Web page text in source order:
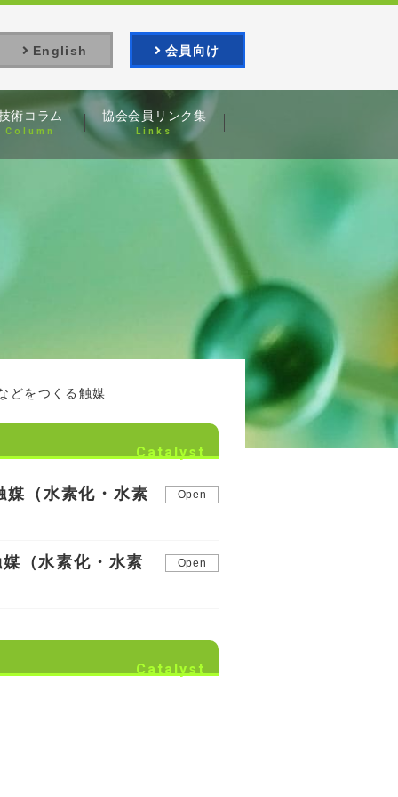
English 会員向け
術コラム
Column
協会会員 リンク集
Links
どをつくる触媒
Catalyst
（水素化・水素
（水素化・水素
Catalyst